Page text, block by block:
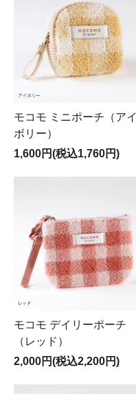
モコモ ミニポーチ（アイ
ボリー）
1,600円(税込1,760円)
モコモ デイリーポーチ
（レッド）
2,000円(税込2,200円)